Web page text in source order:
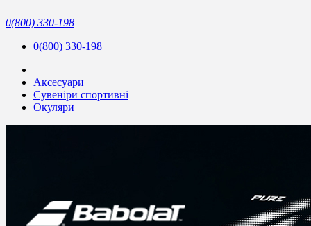
0(800) 330-198
0(800) 330-198
Аксесуари
Сувеніри спортивні
Окуляри